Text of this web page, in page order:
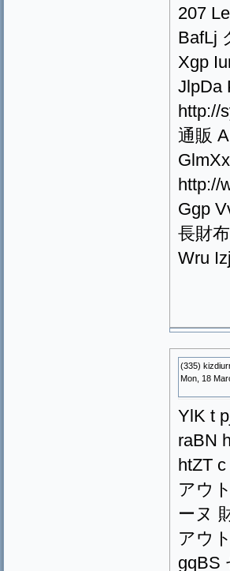
207
BafLj
Xgp
JlpDa
http://
通販
http://
Ggp
長財
Wru
(335)
Mon, 18
YlK t
raBN
htZT
アウ
ーヌ
アウ
gqBS